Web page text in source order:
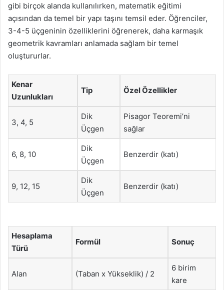
gibi birçok alanda kullanılırken, matematik eğitimi
açısından da temel bir yapı taşını temsil eder. Öğrenciler,
3-4-5 üçgeninin özelliklerini öğrenerek, daha karmaşık
geometrik kavramları anlamada sağlam bir temel
oluştururlar.
Kenar
Uzunlukları
Tip Özel Özellikler
3, 4, 5
Dik
Üçgen
Pisagor Teoremi’ni
sağlar
6, 8, 10
Dik
Üçgen
Benzerdir (katı)
9, 12, 15
Dik
Üçgen
Benzerdir (katı)
Hesaplama
Türü
Formül Sonuç
Alan (Taban x Yükseklik) / 2
6 birim
kare